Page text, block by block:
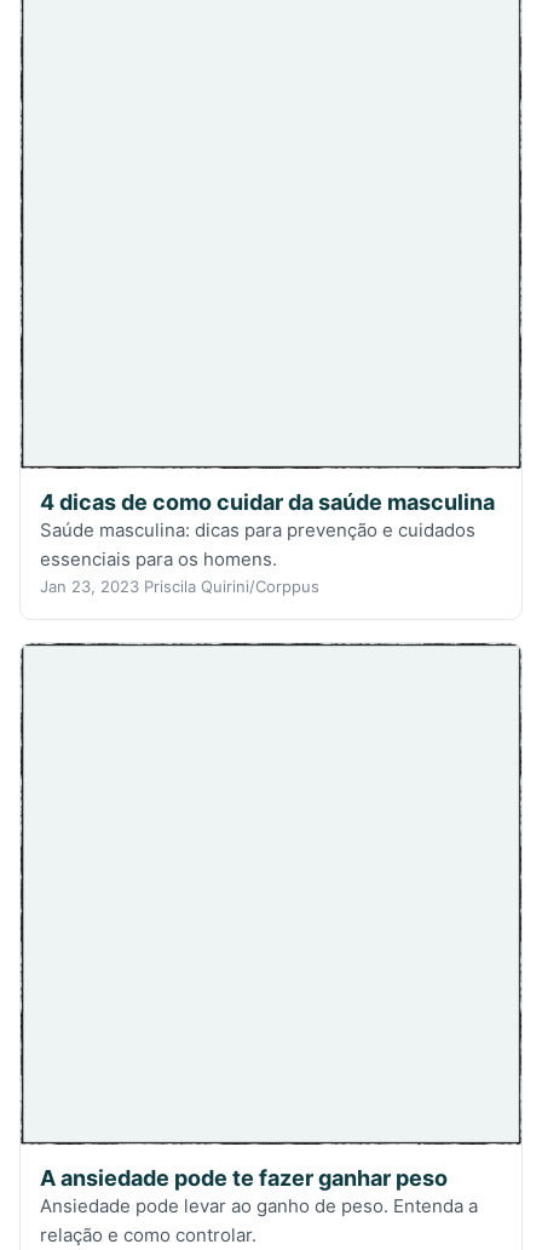
4 dicas de como cuidar da saúde masculina
Saúde masculina: dicas para prevenção e cuidados
essenciais para os homens.
Jan 23, 2023 Priscila Quirini/Corppus
A ansiedade pode te fazer ganhar peso
Ansiedade pode levar ao ganho de peso. Entenda a
relação e como controlar.